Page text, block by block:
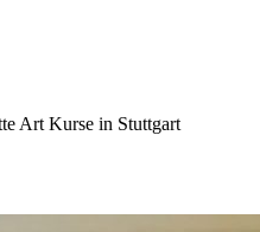
Art Kurse in Stuttgart